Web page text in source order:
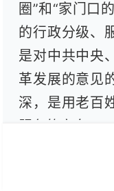
圈”和“家门口
的行政分级、
是对中共中央
革发展的意见
深，是用老百
如果身体